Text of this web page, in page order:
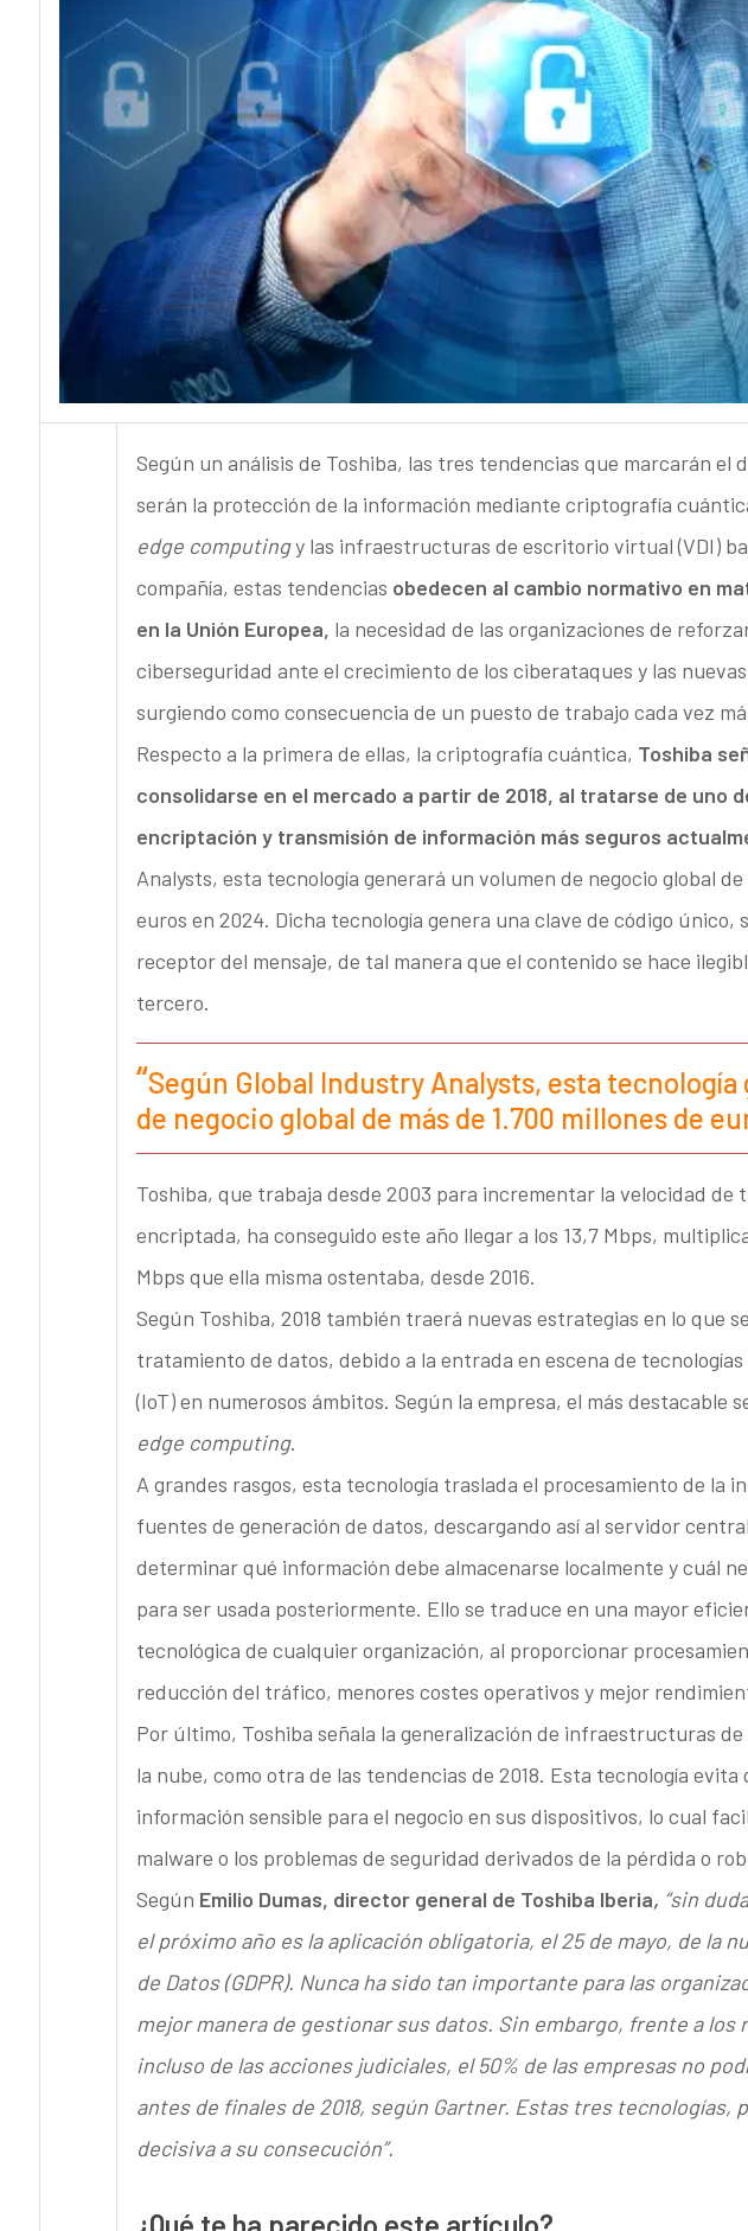
Según un análisis de Toshiba, las tres tendencias que marcarán el
serán la protección de la información mediante criptografía
edge computingy las infraestructuras de escritorio virtual (VDI)
compañía, estas tendencias obedecen al cambio normativo en
en la Unión Europea, la necesidad de las organizaciones de
ciberseguridad ante el crecimiento de los ciberataques y las
surgiendo como consecuencia de un puesto de trabajo cada vez
Respecto a la primera de ellas, la criptografía cuántica, Toshiba
consolidarse en el mercado a partir de 2018, al tratarse de uno
encriptación y transmisión de información más seguros
Analysts, esta tecnología generará un volumen de negocio global
euros en 2024. Dicha tecnología genera una clave de código único,
receptor del mensaje, de tal manera que el contenido se hace
tercero.
Según Global Industry Analysts, esta
de negocio global de más de 1.700 millones de
Toshiba, que trabaja desde 2003 para incrementar la velocidad de
encriptada, ha conseguido este año llegar a los 13,7 Mbps,
Mbps que ella misma ostentaba, desde 2016.
Según Toshiba, 2018 también traerá nuevas estrategias en lo que
tratamiento de datos, debido a la entrada en escena de
(IoT) en numerosos ámbitos. Según la empresa, el más destacable
edge computing.
A grandes rasgos, esta tecnología traslada el procesamiento de la
fuentes de generación de datos, descargando así al servidor
determinar qué información debe almacenarse localmente y cuál
para ser usada posteriormente. Ello se traduce en una mayor
tecnológica de cualquier organización, al proporcionar
reducción del tráfico, menores costes operativos y mejor
Por último, Toshiba señala la generalización de infraestructuras
la nube, como otra de las tendencias de 2018. Esta tecnología evita
información sensible para el negocio en sus dispositivos, lo cual
malware o los problemas de seguridad derivados de la pérdida o
Según Emilio Dumas, director general de Toshiba Iberia, “sin
el próximo año es la aplicación obligatoria, el 25 de mayo, de la
de Datos (GDPR). Nunca ha sido tan importante para las
mejor manera de gestionar sus datos. Sin embargo, frente a los
incluso de las acciones judiciales, el 50% de las empresas no
antes de finales de 2018, según Gartner. Estas tres tecnologías,
decisiva a su consecución”.